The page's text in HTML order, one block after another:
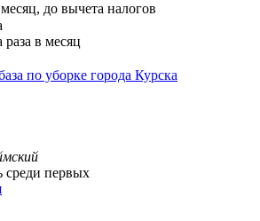
до вычета налогов
в месяц
по уборке города Курска
среди первых